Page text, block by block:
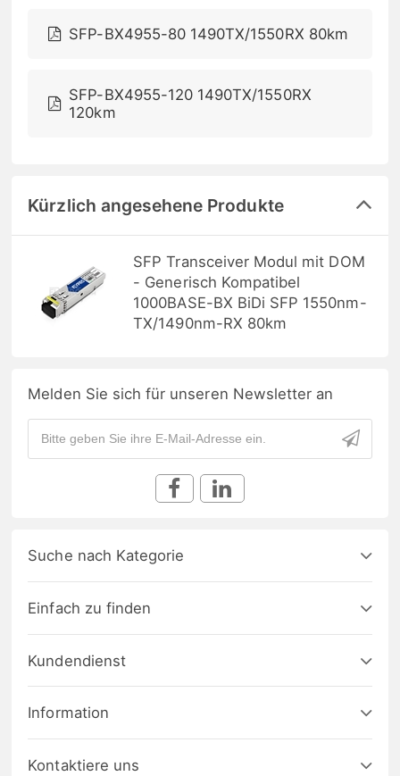
SFP-BX4955-80 1490TX/1550RX 80km
SFP-BX4955-120 1490TX/1550RX
120km
Kürzlich angesehene Produkte
SFP Transceiver Modul mit DOM
- Generisch Kompatibel
1000BASE-BX BiDi SFP 1550nm-
TX/1490nm-RX 80km
Melden Sie sich für unseren Newsletter an
Suche nach Kategorie
Einfach zu finden
Kundendienst
Information
Kontaktiere uns